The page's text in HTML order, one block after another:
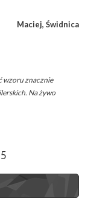
Maciej, Świdnica
wzoru znacznie
Na żywo